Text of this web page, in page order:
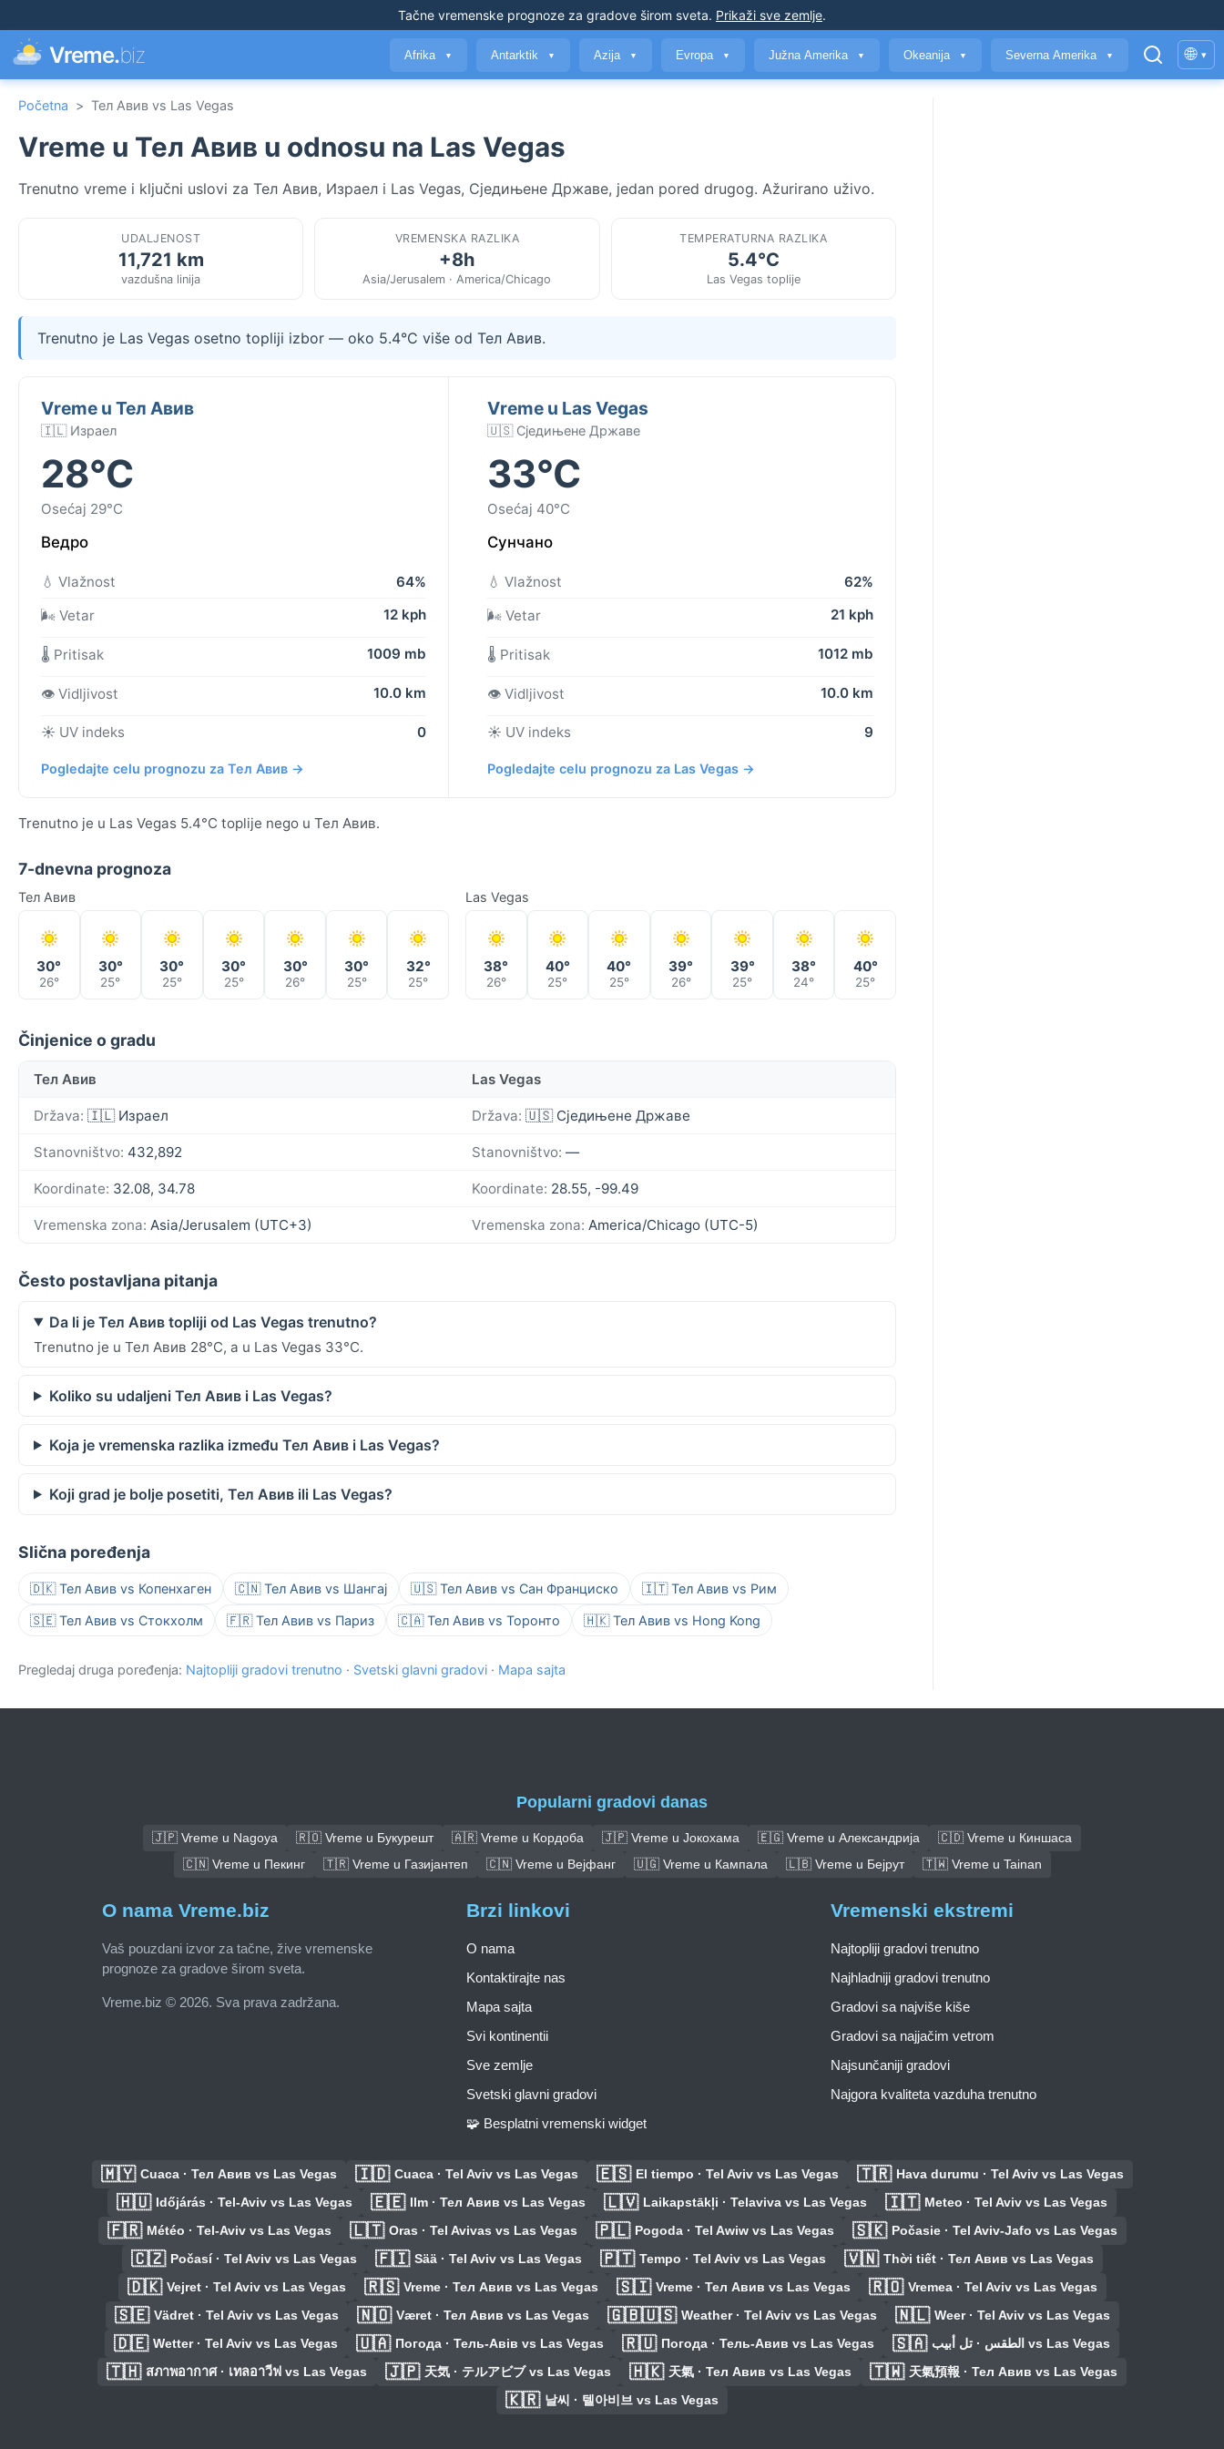
Tačne vremenske prognoze za gradove širom sveta. Prikaži sve zemlje.
Vreme.biz Afrika ▼ Antarktik ▼ Azija ▼ Evropa ▼ Južna Amerika ▼ Okeanija ▼ Severna Amerika ▼ 🌐 ▾
Početna > Тел Авив vs Las Vegas
Vreme u Тел Авив u odnosu na Las Vegas
Trenutno vreme i ključni uslovi za Тел Авив, Израел i Las Vegas, Сједињене Државе, jedan pored drugog. Ažurirano uživo.
UDALJENOST
11,721 km
vazdušna linija
VREMENSKA RAZLIKA
+8h
Asia/Jerusalem · America/Chicago
TEMPERATURNA RAZLIKA
5.4°C
Las Vegas toplije
Trenutno je Las Vegas osetno topliji izbor — oko 5.4°C više od Тел Авив.
Vreme u Тел Авив
🇮🇱 Израел
28°C
Osećaj 29°C
Ведро
💧 Vlažnost
64%
🌬️ Vetar
12 kph
🌡️ Pritisak 1009 mb
👁️ Vidljivost 10.0 km
☀️ UV indeks 0
Pogledajte celu prognozu za Тел Авив →
Vreme u Las Vegas
🇺🇸 Сједињене Државе
33°C
Osećaj 40°C
Сунчано
💧 Vlažnost
62%
🌬️ Vetar
21 kph
🌡️ Pritisak 1012 mb
👁️ Vidljivost 10.0 km
☀️ UV indeks 9
Pogledajte celu prognozu za Las Vegas →
Trenutno je u Las Vegas 5.4°C toplije nego u Тел Авив.
7-dnevna prognoza
Тел Авив
30°
26°
30°
25°
30°
25°
30°
25°
30°
26°
30°
25°
32°
25°
Las Vegas
38°
26°
40°
25°
40°
25°
39°
26°
39°
25°
38°
24°
40°
25°
Činjenice o gradu
Тел Авив Las Vegas
Država: 🇮🇱 Израел Država: 🇺🇸 Сједињене Државе
Stanovništvo: 432,892 Stanovništvo: —
Koordinate: 32.08, 34.78 Koordinate: 28.55, -99.49
Vremenska zona: Asia/Jerusalem (UTC+3) Vremenska zona: America/Chicago (UTC-5)
Često postavljana pitanja
Da li je Тел Авив topliji od Las Vegas trenutno?
Trenutno je u Тел Авив 28°C, a u Las Vegas 33°C.
Koliko su udaljeni Тел Авив i Las Vegas?
Koja je vremenska razlika između Тел Авив i Las Vegas?
Koji grad je bolje posetiti, Тел Авив ili Las Vegas?
Slična poređenja
🇩🇰 Тел Авив vs Копенхаген 🇨🇳 Тел Авив vs Шангај 🇺🇸 Тел Авив vs Сан Франциско 🇮🇹 Тел Авив vs Рим
🇸🇪 Тел Авив vs Стокхолм 🇫🇷 Тел Авив vs Париз 🇨🇦 Тел Авив vs Торонто 🇭🇰 Тел Авив vs Hong Kong
Pregledaj druga poređenja: Najtopliji gradovi trenutno · Svetski glavni gradovi · Mapa sajta
Popularni gradovi danas
🇯🇵 Vreme u Nagoya 🇷🇴 Vreme u Букурешт 🇦🇷 Vreme u Кордоба 🇯🇵 Vreme u Јокохама 🇪🇬 Vreme u Александрија
🇨🇩 Vreme u Киншаса
🇨🇳 Vreme u Пекинг
🇹🇷 Vreme u Газијантеп 🇨🇳 Vreme u Вејфанг 🇺🇬 Vreme u Кампала 🇱🇧 Vreme u Бејрут 🇹🇼 Vreme u Tainan
O nama Vreme.biz
Vaš pouzdani izvor za tačne, žive vremenske
prognoze za gradove širom sveta.
Vreme.biz © 2026. Sva prava zadržana.
Brzi linkovi
O nama
Kontaktirajte nas
Mapa sajta
Svi kontinentii
Sve zemlje
Svetski glavni gradovi
🧩 Besplatni vremenski widget
Vremenski ekstremi
Najtopliji gradovi trenutno
Najhladniji gradovi trenutno
Gradovi sa najviše kiše
Gradovi sa najjačim vetrom
Najsunčaniji gradovi
Najgora kvaliteta vazduha trenutno
🇲🇾 Cuaca · Тел Авив vs Las Vegas 🇮🇩 Cuaca · Tel Aviv vs Las Vegas 🇪🇸 El tiempo · Tel Aviv vs Las Vegas 🇹🇷 Hava durumu · Tel Aviv vs Las Vegas
🇭🇺 Időjárás · Tel-Aviv vs Las Vegas 🇪🇪 Ilm · Тел Авив vs Las Vegas 🇱🇻 Laikapstākļi · Telaviva vs Las Vegas 🇮🇹 Meteo · Tel Aviv vs Las Vegas
🇫🇷 Météo · Tel-Aviv vs Las Vegas 🇱🇹 Oras · Tel Avivas vs Las Vegas 🇵🇱 Pogoda · Tel Awiw vs Las Vegas 🇸🇰 Počasie · Tel Aviv-Jafo vs Las Vegas
🇨🇿 Počasí · Tel Aviv vs Las Vegas 🇫🇮 Sää · Tel Aviv vs Las Vegas 🇵🇹 Tempo · Tel Aviv vs Las Vegas 🇻🇳 Thời tiết · Тел Авив vs Las Vegas
🇩🇰 Vejret · Tel Aviv vs Las Vegas 🇷🇸 Vreme · Тел Авив vs Las Vegas 🇸🇮 Vreme · Тел Авив vs Las Vegas 🇷🇴 Vremea · Tel Aviv vs Las Vegas
🇸🇪 Vädret · Tel Aviv vs Las Vegas 🇳🇴 Været · Тел Авив vs Las Vegas 🇬🇧🇺🇸 Weather · Tel Aviv vs Las Vegas 🇳🇱 Weer · Tel Aviv vs Las Vegas
🇩🇪 Wetter · Tel Aviv vs Las Vegas 🇺🇦 Погода · Тель-Авів vs Las Vegas 🇷🇺 Погода · Тель-Авив vs Las Vegas 🇸🇦 الطقس · تل أبيب vs Las Vegas
🇹🇭 สภาพอากาศ · เทลอาวีฟ vs Las Vegas 🇯🇵 天気 · テルアビブ vs Las Vegas 🇭🇰 天氣 · Тел Авив vs Las Vegas 🇹🇼 天氣預報 · Тел Авив vs Las Vegas
🇰🇷 날씨 · 텔아비브 vs Las Vegas